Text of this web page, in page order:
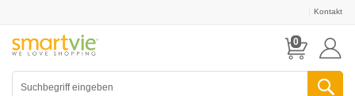
Kontakt
0